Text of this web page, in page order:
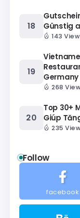
Günstig
143
Germany
268
Top 30+
Giúp
235
Follow
facebook